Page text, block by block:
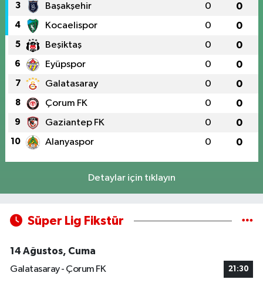
3 Başakşehir 0 0
4 Kocaelispor 0 0
5 Beşiktaş 0 0
6 Eyüpspor 0 0
7 Galatasaray 0 0
8 Çorum FK 0 0
9 Gaziantep FK 0 0
10 Alanyaspor 0 0
Detaylar için tıklayın
Süper Lig Fikstür
14 Ağustos, Cuma
Galatasaray - Çorum FK
21:30